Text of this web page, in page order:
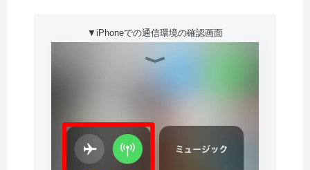
▼iPhoneでの通信環境の確認画面